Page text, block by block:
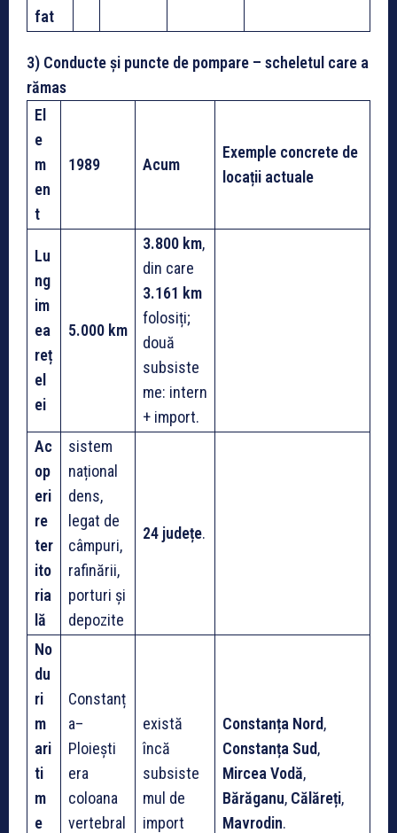
fat
3) Conducte și puncte de pompare – scheletul care a
rămas
El
e
m
en
t
1989 Acum
Exemple concrete de
locații actuale
Lu
ng
im
ea
reț
el
ei
5.000 km
3.800 km,
din care
3.161 km
folosiți;
două
subsiste
me: intern
+ import.
Ac
op
eri
re
ter
ito
ria
lă
sistem
național
dens,
legat de
câmpuri,
rafinării,
porturi și
depozite
24 județe.
No
du
ri
m
ari
ti
m
e
Constanț
a–
Ploiești
era
coloana
vertebral
există
încă
subsiste
mul de
import
Constanța Nord,
Constanța Sud,
Mircea Vodă,
Bărăganu, Călăreți,
Mavrodin.